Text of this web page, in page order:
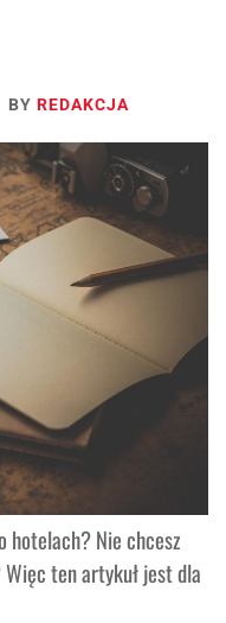
BY REDAKCJA
hotelach? Nie chcesz
ten artykuł jest dla